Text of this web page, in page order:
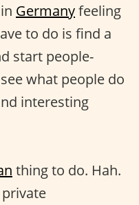
Germanyfeeling
to do is find a
start people-
what people do
interesting
thing to do. Hah.